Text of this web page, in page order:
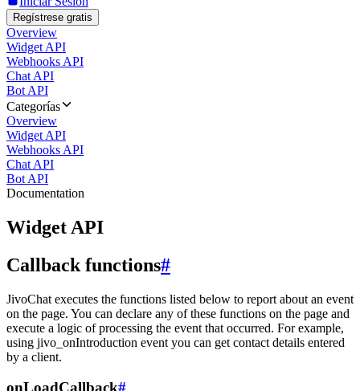
Regístrese gratis
Overview
Widget API
Webhooks API
Chat API
Bot API
Categorías
Overview
Widget API
Webhooks API
Chat API
Bot API
Documentation
Widget API
Callback functions#
JivoChat executes the functions listed below to report about an event
on the page. You can declare any of these functions on the page and
execute a logic of processing the event that occurred. For example,
using jivo_onIntroduction event you can get contact details entered
by a client.